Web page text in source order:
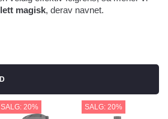
magisk, derav navnet.
SALG: 20% SALG: 20%